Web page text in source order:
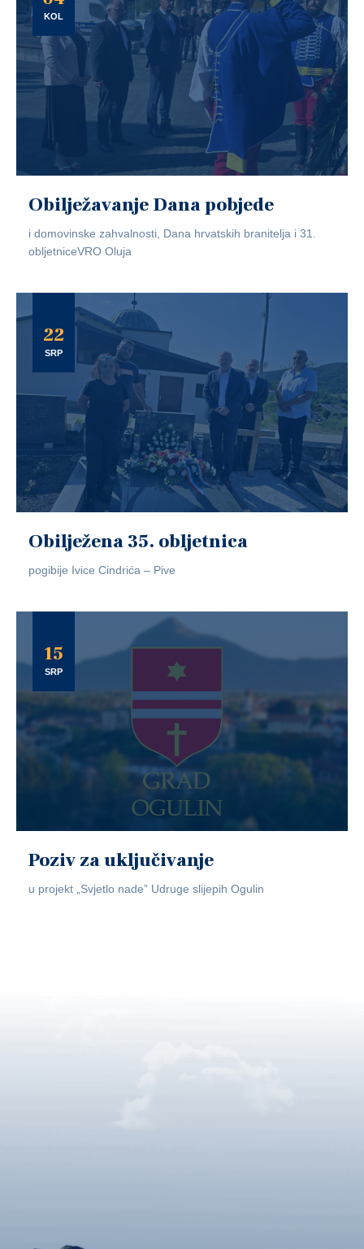
KOL
Obilježavanje Dana pobjede
i domovinske zahvalnosti, Dana hrvatskih branitelja i 31.
obljetniceVRO Oluja
22
SRP
Obilježena 35. obljetnica
pogibije Ivice Cindrića – Pive
15
SRP
Poziv za uključivanje
u projekt „Svjetlo nade” Udruge slijepih Ogulin